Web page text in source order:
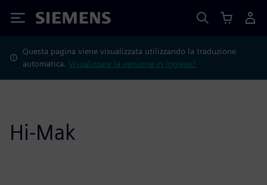
Siemens
Questa pagina viene visualizzata utilizzando la traduzione
automatica.Visualizzare la versione in inglese?
Hi-Mak